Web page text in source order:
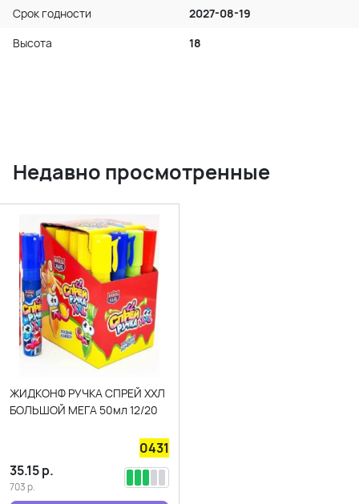
Срок годности
2027-08-19
Высота
18
Недавно просмотренные
ЖИДКОНФ РУЧКА СПРЕЙ ХХЛ
БОЛЬШОЙ МЕГА 50мл 12/20
0431
35.15р.
703 р.